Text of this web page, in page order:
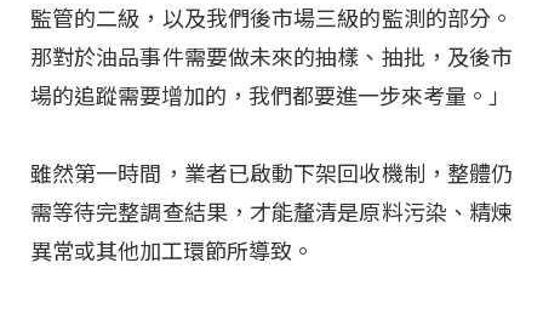
監管的二級，以及我們後市場三級的監測的部分。
那對於油品事件需要做未來的抽樣、抽批，及後市
場的追蹤需要增加的，我們都要進一步來考量 。」
雖然第一時間，業者已啟動下架回收機制，整體仍
需等待完整調查結果，才能釐清是原料污染、精煉
異常或其他加工環節所導致 。